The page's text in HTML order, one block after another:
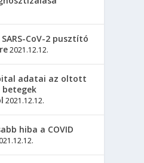
CoV-2 pusztító
2021.12.12.
adatai az oltott
2021.12.12.
hiba a COVID